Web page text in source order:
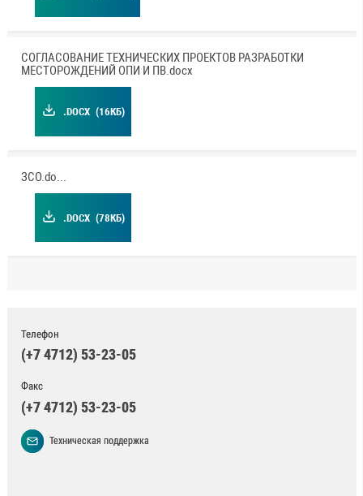
СОГЛАСОВАНИЕ ТЕХНИЧЕСКИХ ПРОЕКТОВ РАЗРАБОТКИ
МЕСТОРОЖДЕНИЙ ОПИ И ПВ.docx
.DOCX (16КБ)
ЗСО.docx
.DOCX (78КБ)
Телефон
(+7 4712) 53-23-05
Факс
(+7 4712) 53-23-05
Техническая поддержка